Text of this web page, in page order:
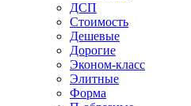
ДСП
Стоимость
Дешевые
Дорогие
Эконом-класс
Элитные
Форма